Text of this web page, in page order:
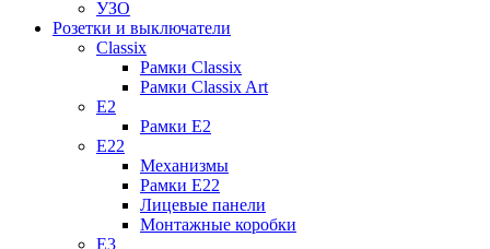
УЗО
Розетки и выключатели
Classix
Рамки Classix
Рамки Classix Art
E2
Рамки E2
E22
Механизмы
Рамки E22
Лицевые панели
Монтажные коробки
E3